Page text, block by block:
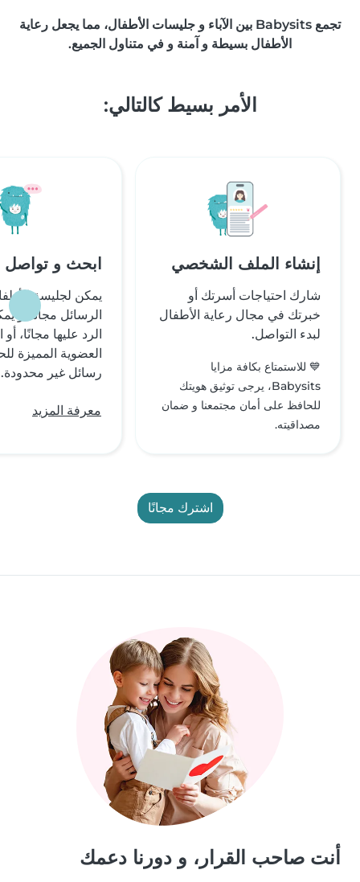
تجمع Babysits بين الآباء و جليسات الأطفال، مما يجعل رعاية
الأطفال بسيطة و آمنة و في متناول الجميع.
الأمر بسيط كالتالي:
إنشاء الملف الشخصي
شارك احتياجات أسرتك أو
خبرتك في مجال رعاية الأطفال
لبدء التواصل.
💙 للاستمتاع بكافة مزايا
Babysits، يرجى توثيق هويتك
للحافظ على أمان مجتمعنا و ضمان
مصداقيته.
ابحث و
يمكن لجليسة
الرسائل مجانًا. و
الرد عليها مجانًا،
العضوية المميزة
رسائل غير محدودة.
معرفة المزيد
اشترك مجانًا
أنت صاحب القرار، و دورنا دعمك